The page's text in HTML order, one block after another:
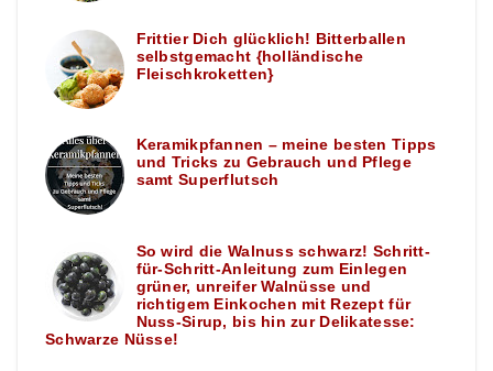
Frittier Dich glücklich! Bitterballen
selbstgemacht {holländische
Fleischkroketten}
Keramikpfannen – meine besten Tipps
und Tricks zu Gebrauch und Pflege
samt Superflutsch
So wird die Walnuss schwarz! Schritt-
für-Schritt-Anleitung zum Einlegen
grüner, unreifer Walnüsse und
richtigem Einkochen mit Rezept für
Nuss-Sirup, bis hin zur Delikatesse:
Schwarze Nüsse!